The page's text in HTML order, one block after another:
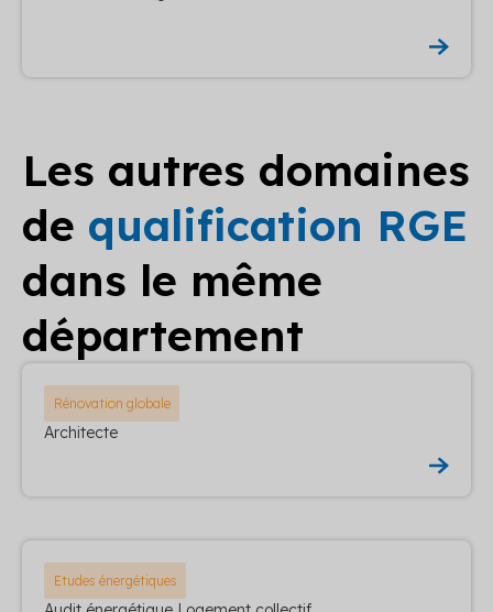
Les autres domaines
de qualification RGE
dans le même
département
Rénovation globale
Architecte
Etudes énergétiques